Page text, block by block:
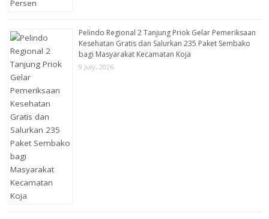
Pelindo Regional 2 Tanjung Priok Gelar Pemeriksaan
Kesehatan Gratis dan Salurkan 235 Paket Sembako
bagi Masyarakat Kecamatan Koja
9 July, 2026